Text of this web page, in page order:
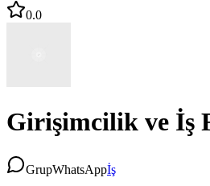
0.0
Girişimcilik ve İş
GrupWhatsAppİş